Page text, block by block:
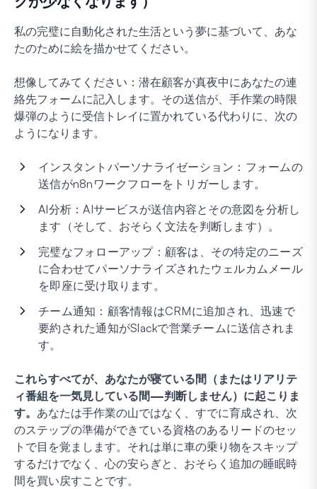
私の完璧に自動化された生活という夢に基づいて、あな
たのために絵を描かせてください。
想像してみてください：潜在顧客が真夜中にあなたの連
絡先フォームに記入します。その送信が、手作業の時限
爆弾のように受信トレイに置かれている代わりに、次の
ようになります。
インスタントパーソナライゼーション：フォームの
送信がn8nワークフローをトリガーします。
AI分析：AIサービスが送信内容とその意図を分析し
ます（そして、おそらく文法を判断します）。
完璧なフォローアップ：顧客は、その特定のニーズ
に合わせてパーソナライズされたウェルカムメール
を即座に受け取ります。
チーム通知：顧客情報はCRMに追加され、迅速で
要約された通知がSlackで営業チームに送信されま
す。
これらすべてが、あなたが寝ている間（またはリアリテ
ィ番組を一気見している間—判断しません）に起こりま
す。 あなたは手作業の山ではなく、すでに育成され、次
のステップの準備ができている資格のあるリードのセッ
トで目を覚まします。それは単に車の乗り物をスキップ
するだけでなく、心の安らぎと、おそらく追加の睡眠時
間を買い戻すことです。